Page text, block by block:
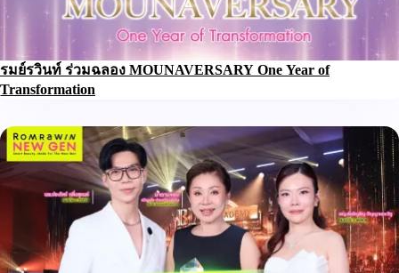
รมย์รวินท์ ร่วมฉลอง MOUNAVERSARY One Year of
Transformation